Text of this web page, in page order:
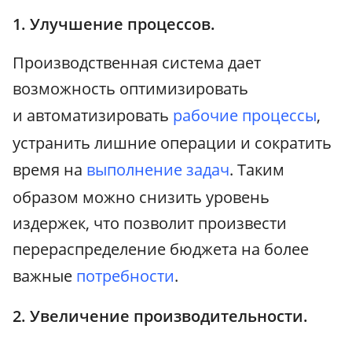
1. Улучшение процессов.
Производственная система дает
возможность оптимизировать
и автоматизировать рабочие процессы,
устранить лишние операции и сократить
время на выполнение задач. Таким
образом можно снизить уровень
издержек, что позволит произвести
перераспределение бюджета на более
важные потребности.
2. Увеличение производительности.